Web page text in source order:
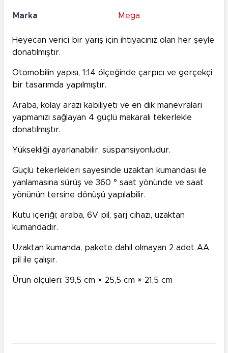
Marka Mega
Heyecan verici bir yarış için ihtiyacınız olan her şeyle
donatılmıştır.
Otomobilin yapısı, 1:14 ölçeğinde çarpıcı ve gerçekçi
bir tasarımda yapılmıştır.
Araba, kolay arazi kabiliyeti ve en dik manevraları
yapmanızı sağlayan 4 güçlü makaralı tekerlekle
donatılmıştır.
Yüksekliği ayarlanabilir, süspansiyonludur.
Güçlü tekerlekleri sayesinde uzaktan kumandası ile
yanlamasına sürüş ve 360 ° saat yönünde ve saat
yönünün tersine dönüşü yapılabilir.
Kutu içeriği; araba, 6V pil, şarj cihazı, uzaktan
kumandadır.
Uzaktan kumanda, pakete dahil olmayan 2 adet AA
pil ile çalışır.
Ürün ölçüleri: 39,5 cm × 25,5 cm × 21,5 cm